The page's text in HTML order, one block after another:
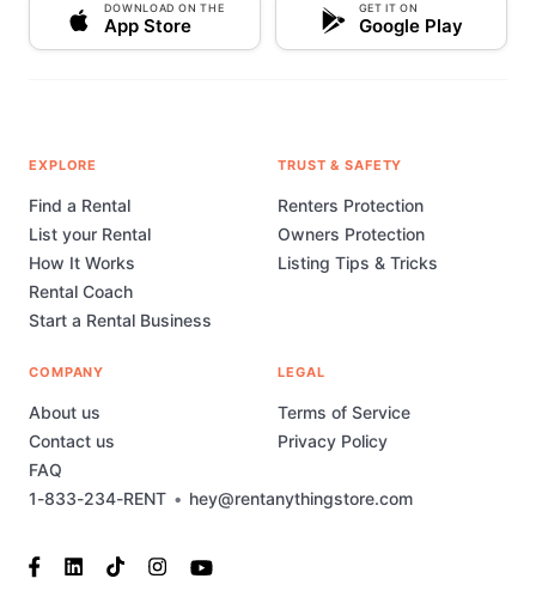
DOWNLOAD ON THE
App Store
GET IT ON
Google Play
1-833-234-RENT • hey@rentanythingstore.com
EXPLORE
Find a Rental
List your Rental
How It Works
Rental Coach
Start a Rental Business
TRUST & SAFETY
Renters Protection
Owners Protection
Listing Tips & Tricks
COMPANY
About us
Contact us
FAQ
LEGAL
Terms of Service
Privacy Policy